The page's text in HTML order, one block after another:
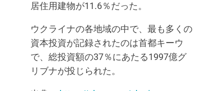
居住用建物が11.6％だった。
ウクライナの各地域の中で、最も多くの
資本投資が記録されたのは首都キーウ
で、総投資額の37％にあたる1997億グ
リブナが投じられた。